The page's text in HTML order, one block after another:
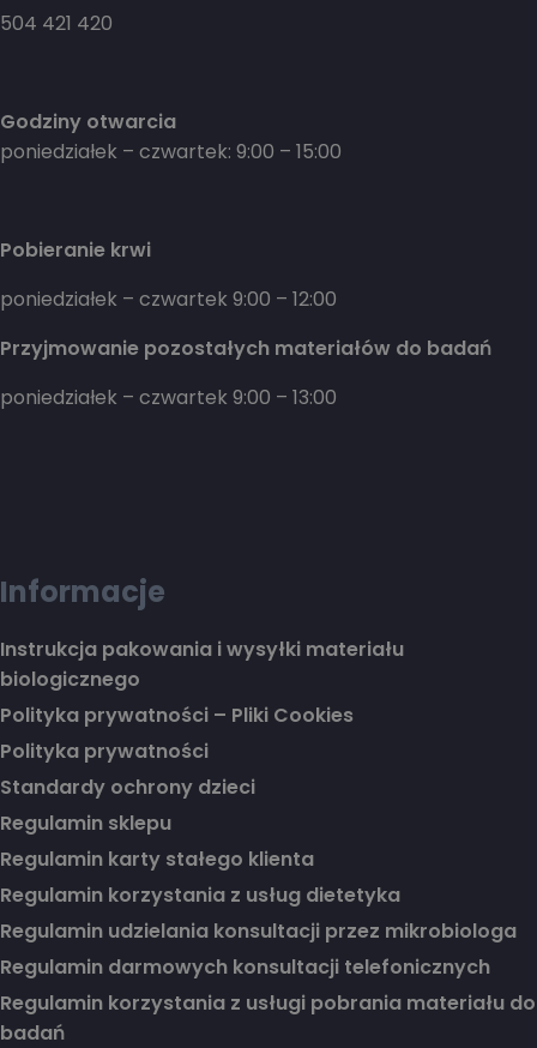
504 421 420
Godziny otwarcia
poniedziałek – czwartek: 9:00 – 15:00
Pobieranie krwi
poniedziałek – czwartek 9:00 – 12:00
Przyjmowanie pozostałych materiałów do badań
poniedziałek – czwartek 9:00 – 13:00
Informacje
Instrukcja pakowania i wysyłki materiału
biologicznego
Polityka prywatności – Pliki Cookies
Polityka prywatności
Standardy ochrony dzieci
Regulamin sklepu
Regulamin karty stałego klienta
Regulamin korzystania z usług dietetyka
Regulamin udzielania konsultacji przez mikrobiologa
Regulamin darmowych konsultacji telefonicznych
Regulamin korzystania z usługi pobrania materiału do
badań